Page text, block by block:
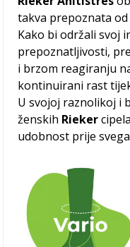
takva prepoznata
Kako bi održali svoj
prepoznatljivosti,
i brzom reagiranju
kontinuirani rast
U svojoj raznolikoj i
ženskih Rieker
udobnost prije